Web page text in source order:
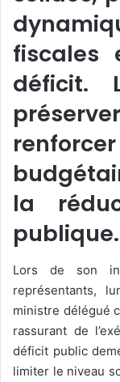
fiscales
déficit.
la
publique.
Lors de son
représentants,
ministre délégué
rassurant de
déficit public
limiter le niveau